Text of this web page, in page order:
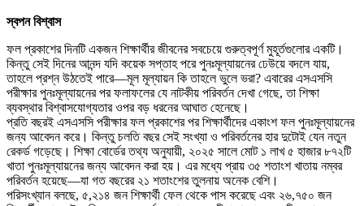
স্বপন বিশ্বাস
ফল প্রকাশের দিনটি একজন শিক্ষার্থীর জীবনের সবচেয়ে গুরুত্বপূর্ণ মুহূর্তগুলোর একটি।
কিন্তু সেই দিনের আনন্দ যদি কয়েক সপ্তাহ পরে পুনঃমূল্যায়নের ঢেউয়ে বদলে যায়,
তাহলে প্রশ্ন উঠতেই পারে—মূল মূল্যায়ন কি তাহলে ভুলে ভরা? এবারের এসএসসি
পরীক্ষার পুনঃমূল্যায়নের পর ফলাফলের যে নাটকীয় পরিবর্তন দেখা গেছে, তা শিক্ষা
ব্যবস্থার বিশ্বাসযোগ্যতার ওপর বড় ধরনের আঘাত হেনেছে।
প্রতি বছরই এসএসসি পরীক্ষার ফল প্রকাশের পর শিক্ষার্থীদের একাংশ ফল পুনঃমূল্যায়নের
জন্য আবেদন করে। কিন্তু চলতি বছর সেই সংখ্যা ও পরিবর্তনের হার দুটোই যেন নতুন
রেকর্ড গড়েছে। শিক্ষা বোর্ডের তথ্য অনুযায়ী, ২০২৫ সালে মোট ১ লাখ ৫ হাজার ৮৭২টি
খাতা পুনঃমূল্যায়নের জন্য আবেদন করা হয়। এর মধ্যে প্রায় ৩৫ শতাংশ খাতায় নম্বর
পরিবর্তন হয়েছে—যা গত বছরের ২১ শতাংশের তুলনায় অনেক বেশি।
পরিসংখ্যান বলছে, ৫,২১৪ জন শিক্ষার্থী ফেল থেকে পাস করেছে এবং ২৬,৭৫০ জন